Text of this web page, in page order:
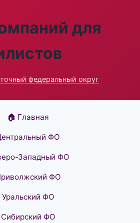
для
федеральный округ
🏠 Главная
ФО
Западный ФО
ФО
Уральский ФО
Сибирский ФО